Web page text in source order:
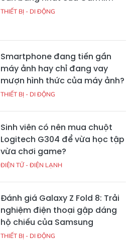
THIẾT BỊ - DI ĐỘNG
Smartphone đang tiến gần
máy ảnh hay chỉ đang vay
mượn hình thức của máy ảnh?
THIẾT BỊ - DI ĐỘNG
Sinh viên có nên mua chuột
Logitech G304 để vừa học tập
vừa chơi game?
ĐIỆN TỬ - ĐIỆN LẠNH
Đánh giá Galaxy Z Fold 8: Trải
nghiệm điện thoại gập dáng
hộ chiếu của Samsung
THIẾT BỊ - DI ĐỘNG